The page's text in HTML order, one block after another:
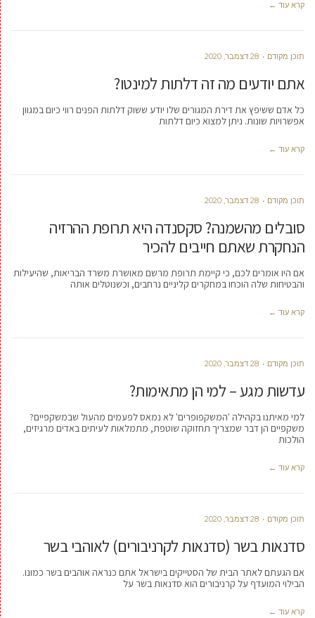
קרא עוד ←
תוכן מקודם 28 דצמבר, 2020
אתם יודעים מה זה דלתות למינטו?
כל אדם ששיפץ את דירת המגורים שלו יודע ששוק דלתות הפנים רווי כיום במגוון
אפשרויות שונות. ניתן למצוא כיום דלתות
קרא עוד ←
תוכן מקודם 28 דצמבר, 2020
סובלים מהשמנה? סקסנדה היא תרופת ההרזיה
הנחקרת שאתם חייבים להכיר
אם היו אומרים לכם, כי קיימת תרופת מרשם מאושרת משרד הבריאות, שהיעילות
והבטיחות שלה הוכחו במחקרים קליניים נרחבים, וכשנוטלים אותה
קרא עוד ←
תוכן מקודם 28 דצמבר, 2020
עדשות מגע – למי הן מתאימות?
למי מאיתנו בקהילה 'המשקפופרים' לא נמאס לפעמים מהעול שבמשקפיים?
משקפיים הן דבר שמצריך תחזוקה שוטפת, מתמלאות לעיתים באדים מרגיזים,
הולכות
קרא עוד ←
תוכן מקודם 28 דצמבר, 2020
סדנאות בשר (סדנאות לקרניבורים) לאוהבי בשר
אם הגעתם לאתר הבית של הסטייקים בישראל אתם כנראה אוהבים בשר כמונו.
הבילוי המועדף על קרניבורים הוא סדנאות בשר על
קרא עוד ←